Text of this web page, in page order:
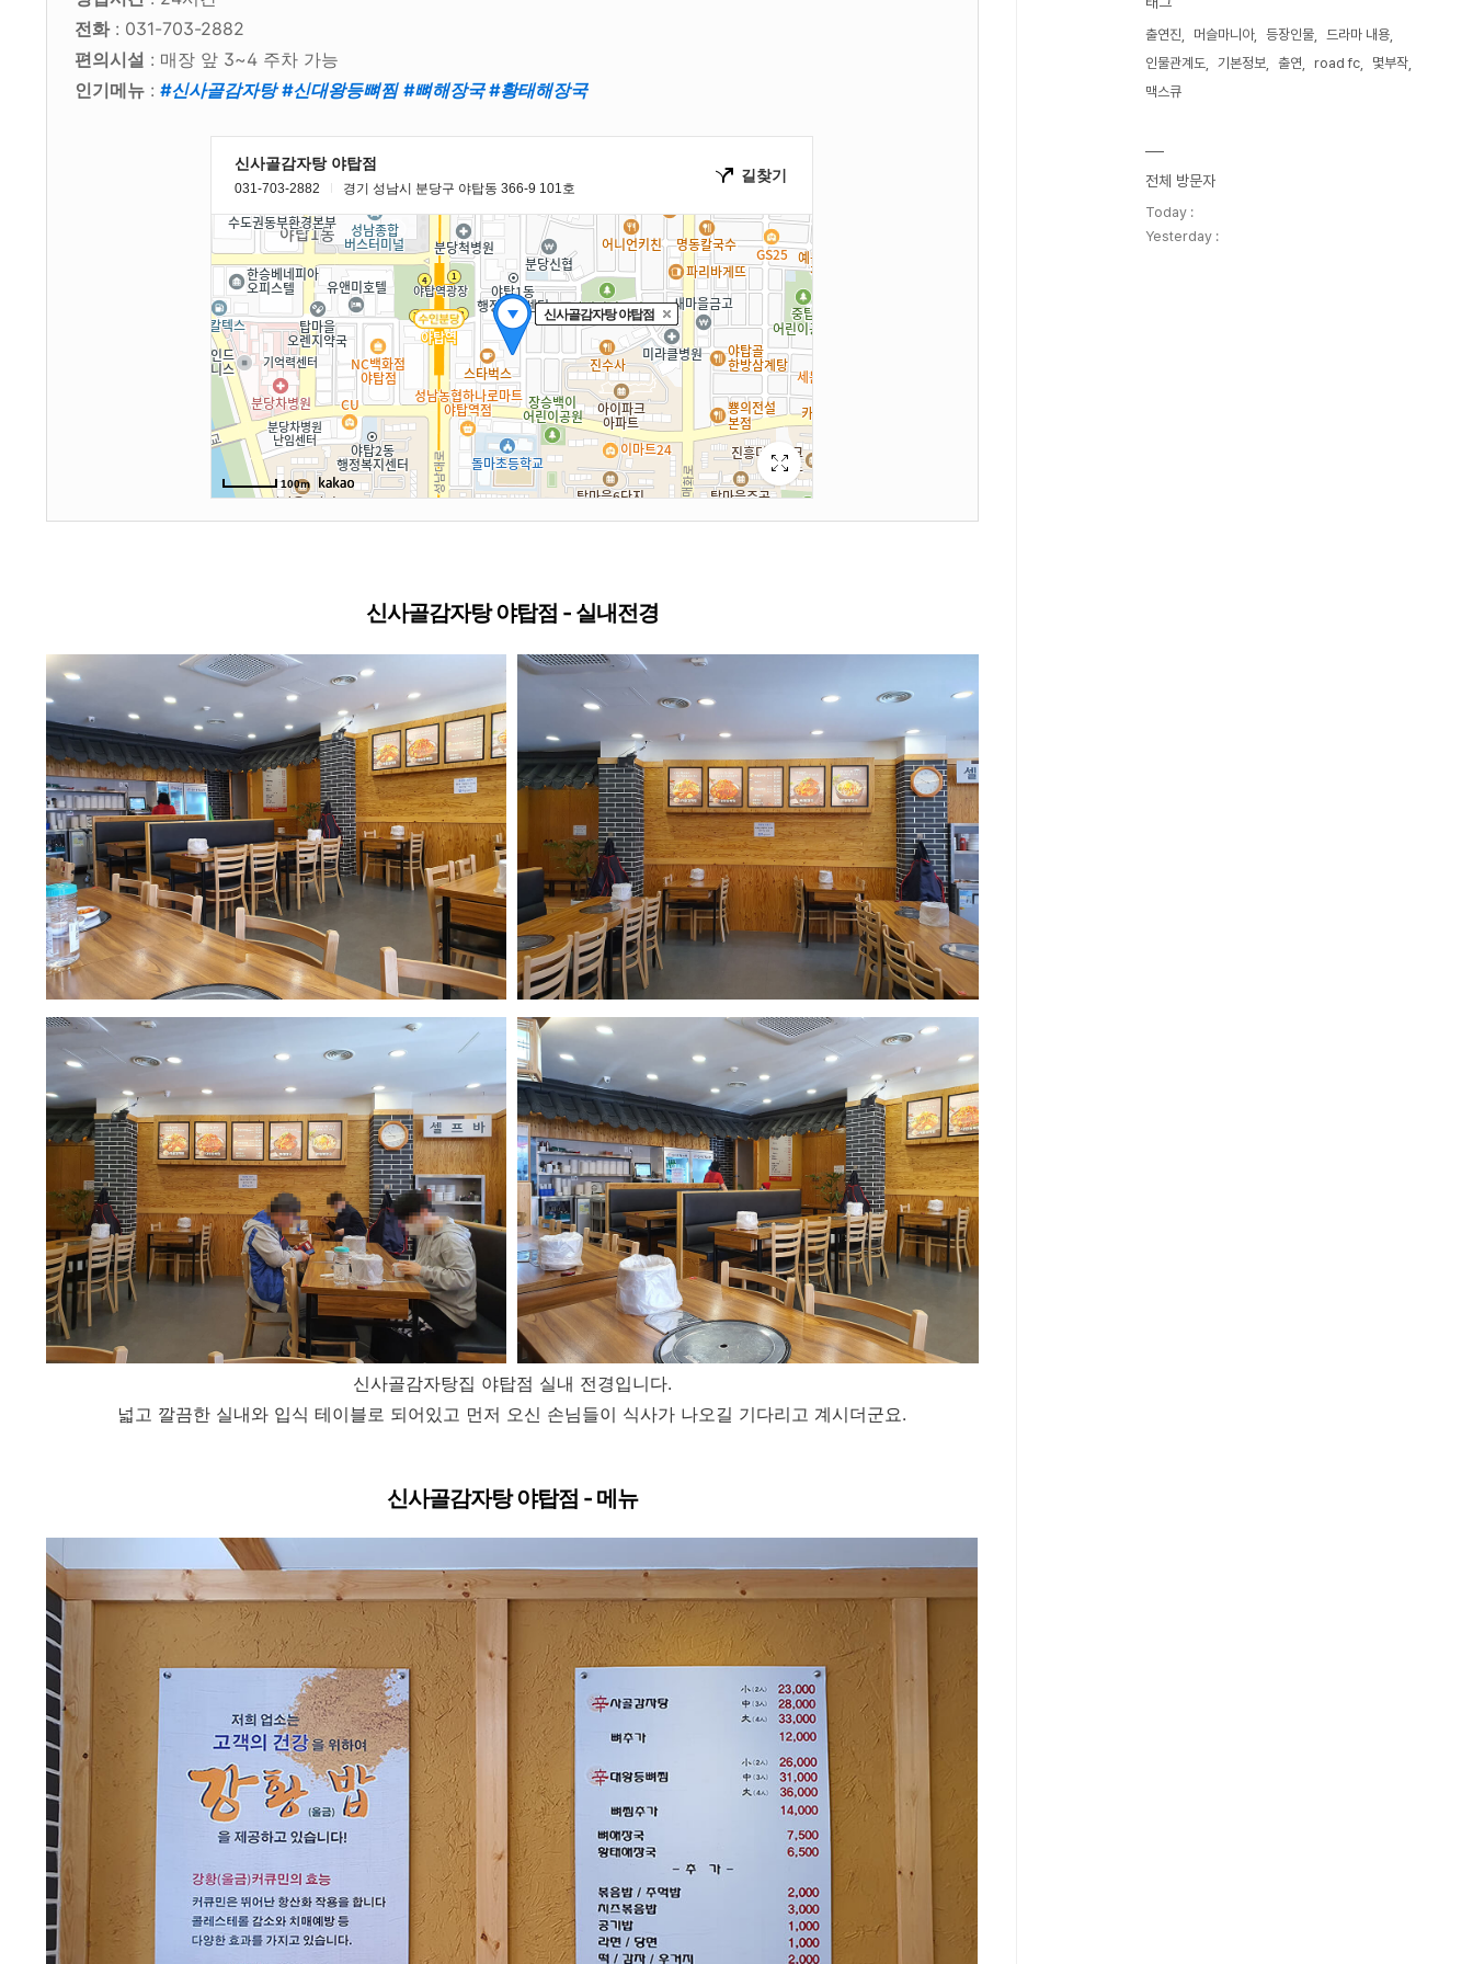
전화: 031-703-2882
편의시설 : 매장 앞 3~4 주차 가능
인기메뉴 : #신사골감자탕 #신대왕등뼈찜 #뼈해장국 #황태해장국
신사골감자탕 야탑점 - 실내전경
신사골감자탕집 야탑점 실내 전경입니다.
넓고 깔끔한 실내와 입식 테이블로 되어있고 먼저 오신 손님들이 식사가 나오길 기다리고 계시더군요.
신사골감자탕 야탑점 - 메뉴
출연진 머슬마니아 등장인물
드라마 내용
인물관계도
기본정보 출연 road fc
몇부작
맥스큐
전체 방문자
Today :
Yesterday :